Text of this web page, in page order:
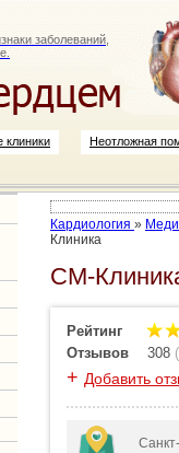
заболеваний,
клиники Неотложная
Кардиология »
Клиника
СМ-
Рейтинг
Отзывов
308 (
+ Добавить